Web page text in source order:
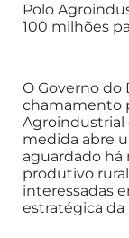
Polo
100 milhões
O Governo do
chamamento
Agroindustrial
medida abre
aguardado há
produtivo
interessadas
estratégica da